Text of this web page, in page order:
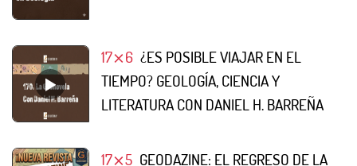
17⨯6 ¿ES POSIBLE VIAJAR EN EL
TIEMPO? GEOLOGÍA, CIENCIA Y
LITERATURA CON DANIEL H. BARREÑA
17⨯5 GEODAZINE: EL REGRESO DE LA